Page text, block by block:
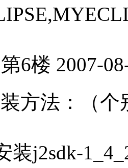
第6楼 2007-
方法：（个
装j2sdk-